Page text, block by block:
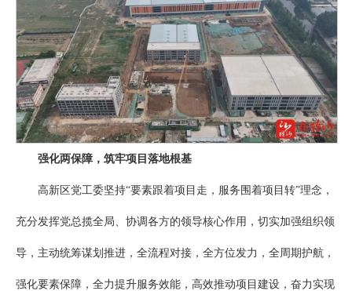
强化两保障，筑牢项目落地根基
高新区党工委坚持“要素跟着项目走，服务围着项目转”理念，
充分发挥党总揽全局、协调各方的领导核心作用，切实加强组织领
导，主动统筹谋划推进，全流程对接，全方位发力，全周期护航，
强化要素保障，全力提升服务效能，高效推动项目建设，奋力实现